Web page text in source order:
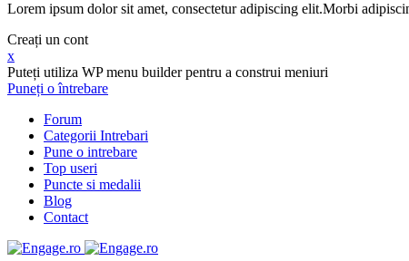
Lorem ipsum dolor sit amet, consectetur adipiscing elit.Morbi
Creați un cont
x
Puteți utiliza WP menu builder pentru a construi meniuri
Puneți o întrebare
Forum
Categorii Intrebari
Pune o intrebare
Top useri
Puncte si medalii
Blog
Contact